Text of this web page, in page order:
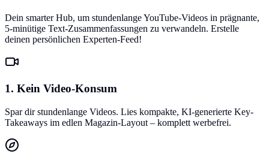
Dein smarter Hub, um stundenlange YouTube-Videos in prägnante,
5-minütige Text-Zusammenfassungen zu verwandeln. Erstelle
deinen persönlichen Experten-Feed!
1. Kein Video-Konsum
Spar dir stundenlange Videos. Lies kompakte, KI-generierte Key-
Takeaways im edlen Magazin-Layout – komplett werbefrei.